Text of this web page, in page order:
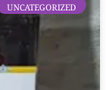
UNCATEGORIZED